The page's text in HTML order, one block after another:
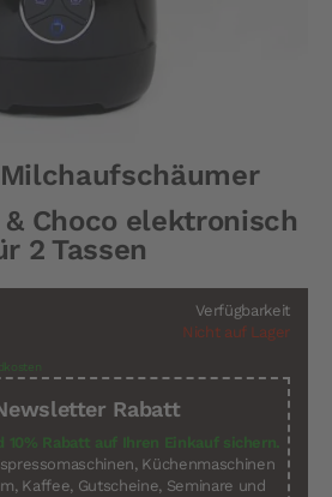
Milchaufschäumer
Choco elektronisch
2 Tassen
Verfügbarkeit
Nicht auf Lager
Rabatt
Rabatt auf Ihren Einkauf sichern.
Küchenmaschinen
Kaffee, Gutscheine, Seminare und